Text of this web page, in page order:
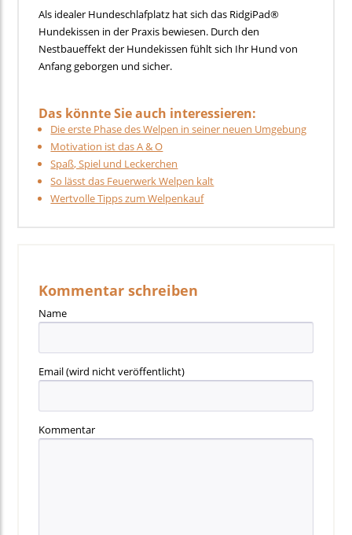
Als idealer Hundeschlafplatz hat sich das RidgiPad®
Hundekissen in der Praxis bewiesen. Durch den
Nestbaueffekt der Hundekissen fühlt sich Ihr Hund von
Anfang geborgen und sicher.
Das könnte Sie auch interessieren:
Die erste Phase des Welpen in seiner neuen Umgebung
Motivation ist das A & O
Spaß, Spiel und Leckerchen
So lässt das Feuerwerk Welpen kalt
Wertvolle Tipps zum Welpenkauf
Kommentar schreiben
Name
Email(wird nicht veröffentlicht)
Kommentar